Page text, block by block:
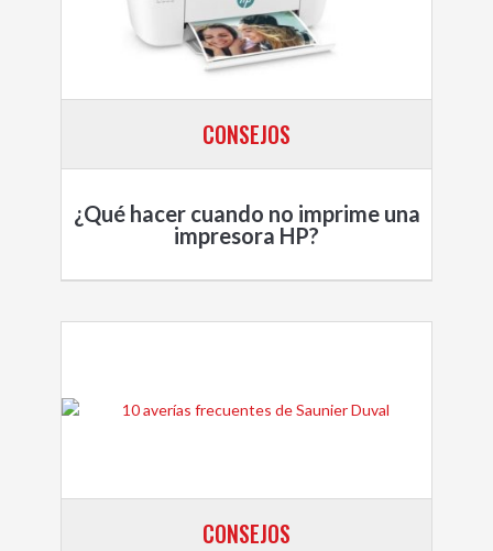
CONSEJOS
¿Qué hacer cuando no imprime una
impresora HP?
CONSEJOS